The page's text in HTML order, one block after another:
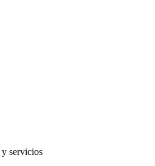
y servicios